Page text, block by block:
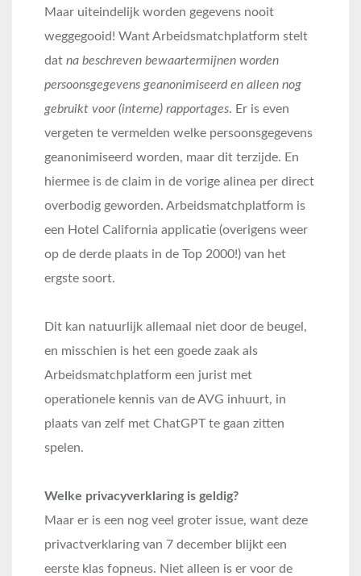
Maar uiteindelijk worden gegevens nooit
weggegooid! Want Arbeidsmatchplatform stelt
dat na beschreven bewaartermijnen worden
persoonsgegevens geanonimiseerd en alleen nog
gebruikt voor (interne) rapportages. Er is even
vergeten te vermelden welke persoonsgegevens
geanonimiseerd worden, maar dit terzijde. En
hiermee is de claim in de vorige alinea per direct
overbodig geworden. Arbeidsmatchplatform is
een Hotel California applicatie (overigens weer
op de derde plaats in de Top 2000!) van het
ergste soort.
Dit kan natuurlijk allemaal niet door de beugel,
en misschien is het een goede zaak als
Arbeidsmatchplatform een jurist met
operationele kennis van de AVG inhuurt, in
plaats van zelf met ChatGPT te gaan zitten
spelen.
Welke privacyverklaring is geldig?
Maar er is een nog veel groter issue, want deze
privactverklaring van 7 december blijkt een
eerste klas fopneus. Niet alleen is er voor de